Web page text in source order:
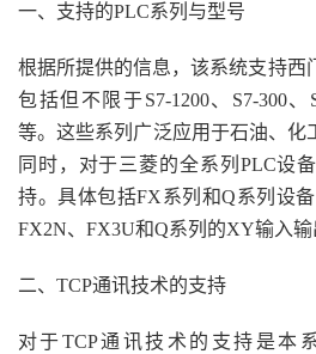
一、支持的PLC系列与型号
根据所提供的信息，该系统支持西
包括但不限于S7-1200、S7-300、
等。这些系列广泛应用于石油、化
同时，对于三菱的全系列PLC设
持。具体包括FX系列和Q系列设
FX2N、FX3U和Q系列的XY输入输
二、TCP通讯技术的支持
对于TCP通讯技术的支持是本